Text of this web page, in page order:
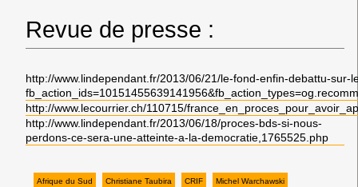
Revue de presse :
http://www.lindependant.fr/2013/06/21/le-fond-enfin-debattu-
http://www.lecourrier.ch/110715/
http://www.lindependant.fr/2013/06/18/proces-bds-si-nous-
perdons-ce-sera-une-atteinte-a-la-democratie,1765525.php
Afrique du Sud Christiane Taubira CRIF Michel Warchawski